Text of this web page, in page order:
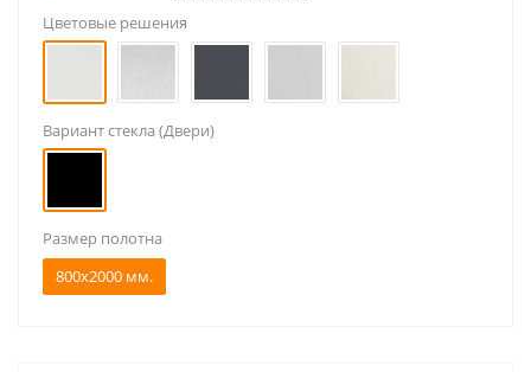
Цветовые решения
Вариант стекла (Двери)
Размер полотна
800x2000 мм.